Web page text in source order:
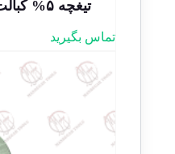
تیغچه ۵% کبالت ۲۰۰*۱۰*۱۰ میلیمتر
تماس بگیرید